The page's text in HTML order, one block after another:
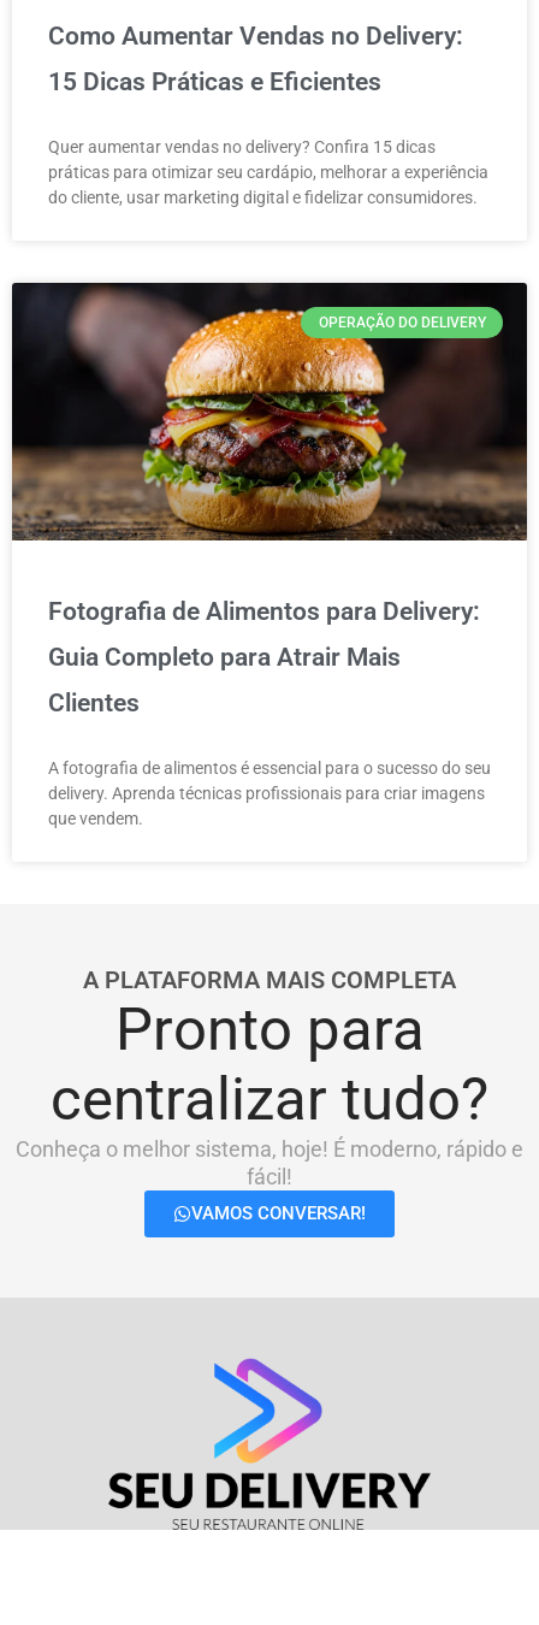
Como Aumentar Vendas no Delivery:
15 Dicas Práticas e Eficientes
Quer aumentar vendas no delivery? Confira 15 dicas
práticas para otimizar seu cardápio, melhorar a experiência
do cliente, usar marketing digital e fidelizar consumidores.
OPERAÇÃO DO DELIVERY
Fotografia de Alimentos para Delivery:
Guia Completo para Atrair Mais
Clientes
A fotografia de alimentos é essencial para o sucesso do seu
delivery. Aprenda técnicas profissionais para criar imagens
que vendem.
A PLATAFORMA MAIS COMPLETA
Pronto para
centralizar tudo?
Conheça o melhor sistema, hoje! É moderno, rápido e
fácil!
VAMOS CONVERSAR!